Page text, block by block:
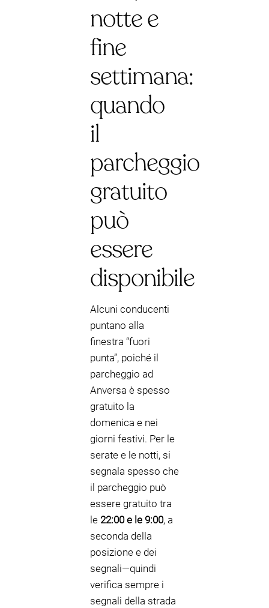
notte e
fine
settimana:
quando
il
parcheggio
gratuito
può
essere
disponibile
Alcuni conducenti
puntano alla
finestra “fuori
punta”, poiché il
parcheggio ad
Anversa è spesso
gratuito la
domenica e nei
giorni festivi. Per le
serate e le notti, si
segnala spesso che
il parcheggio può
essere gratuito tra
le 22:00 e le 9:00, a
seconda della
posizione e dei
segnali—quindi
verifica sempre i
segnali della strada